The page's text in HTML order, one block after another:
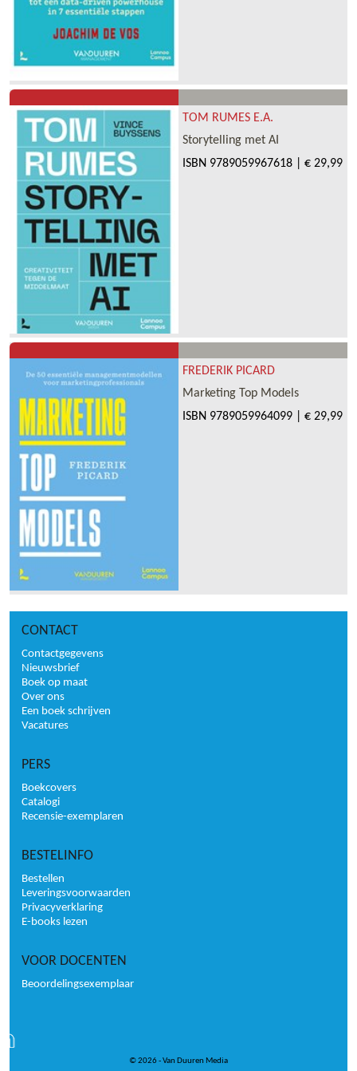
TOM RUMES E.A.
Storytelling met AI
ISBN 9789059967618 € 29,99
FREDERIK PICARD
Marketing Top Models
ISBN 9789059964099 € 29,99
CONTACT
Contactgegevens
Nieuwsbrief
Boek op maat
Over ons
Een boek schrijven
Vacatures
PERS
Boekcovers
Catalogi
Recensie-exemplaren
BESTELINFO
Bestellen
Leveringsvoorwaarden
Privacyverklaring
E-books lezen
VOOR DOCENTEN
Beoordelingsexemplaar
© 2026 - Van Duuren Media